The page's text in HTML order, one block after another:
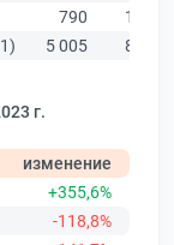
790
1 548
5 005 8 756
г.
изменение
+355,6%
-118,8%